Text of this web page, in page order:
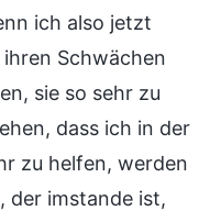
ich also jetzt
Schwächen
sie so sehr zu
dass ich in der
zu helfen, werden
der imstande ist,